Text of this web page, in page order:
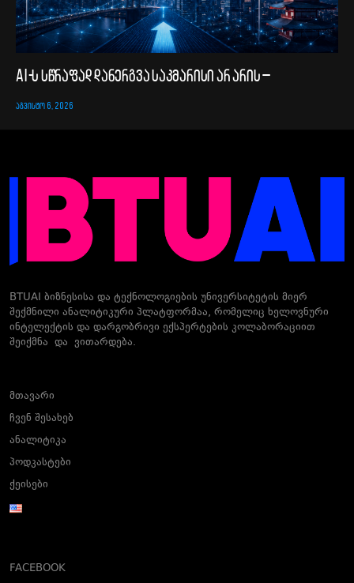
AI-ს სწრაფად დანერგვა საკმარისი არ არის –
ᲐᲒᲕᲘᲡᲢᲝ 6, 2026
BTUAI ბიზნესისა და ტექნოლოგიების უნივერსიტეტის მიერ
შექმნილი ანალიტიკური პლატფორმაა, რომელიც ხელოვნური
ინტელექტის და დარგობრივი ექსპერტების კოლაბორაციით
შეიქმნა და ვითარდება.
მთავარი
ჩვენ შესახებ
ანალიტიკა
პოდკასტები
ქეისები
FACEBOOK